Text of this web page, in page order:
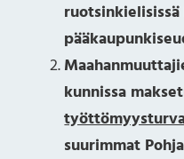
kunnissa
suurimmat